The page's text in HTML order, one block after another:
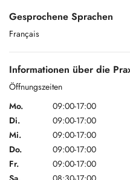
Gesprochene Sprachen
Français
Informationen über die
Öffnungszeiten
Mo.
09:00-17:00
Di.
09:00-17:00
Mi.
09:00-17:00
Do.
09:00-17:00
Fr.
09:00-17:00